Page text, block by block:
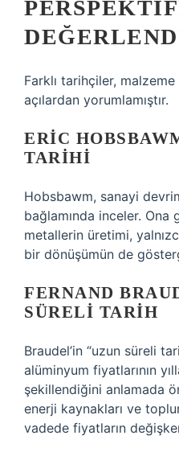
Farklı tarihçiler,
açılardan yorumlamıştır.
ERIC
TARIHI
Hobsbawm, sanayi
bağlamında inceler. Ona
metallerin üretimi,
bir dönüşümün de
FERNAND
SÜRELI TARIH
Braudel’in “uzun süreli
alüminyum fiyatlarının
şekillendiğini anlamada
enerji kaynakları ve
vadede fiyatların